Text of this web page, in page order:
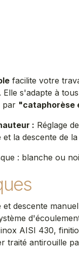
facilite votre
s'adapte à
par "cataphorèse
: Réglage
la descente de
: blanche ou
descente
AISI 430,
traité antirouille